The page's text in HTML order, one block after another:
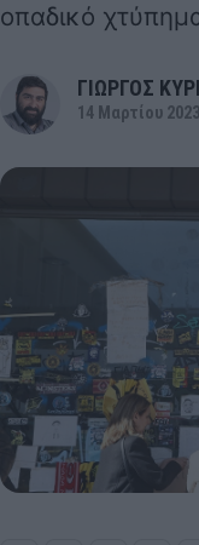
οπαδικό
ΓΙΩΡΓΟΣ
14 Μαρτίου